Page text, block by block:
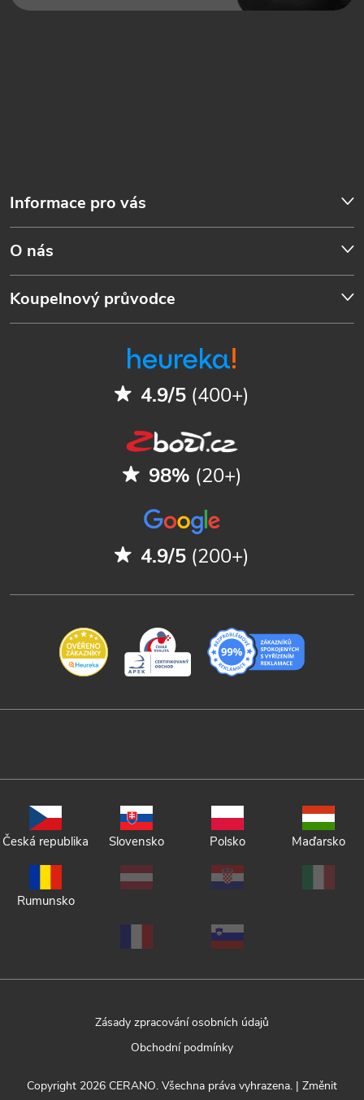
Informace pro vás
O nás
Koupelnový průvodce
4.9/5 (400+)
98% (20+)
4.9/5 (200+)
Česká republika Slovensko Polsko Maďarsko
Rumunsko
Zásady zpracování osobních údajů
Obchodní podmínky
Copyright 2026 CERANO. Všechna práva vyhrazena. | Změnit